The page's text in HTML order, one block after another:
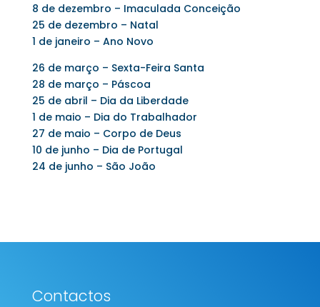
8 de dezembro – Imaculada Conceição
25 de dezembro – Natal
1 de janeiro – Ano Novo
26 de março – Sexta-Feira Santa
28 de março – Páscoa
25 de abril – Dia da Liberdade
1 de maio – Dia do Trabalhador
27 de maio – Corpo de Deus
10 de junho – Dia de Portugal
24 de junho – São João
Contactos